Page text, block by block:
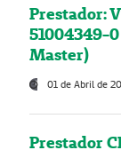
Prestador:
51004349-
Master)
01 de Abril de
Prestador